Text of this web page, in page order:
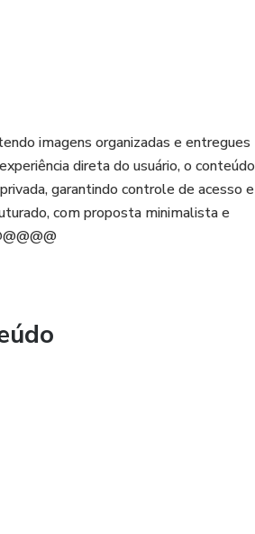
imagens organizadas e entregues
direta do usuário, o conteúdo
garantindo controle de acesso e
com proposta minimalista e